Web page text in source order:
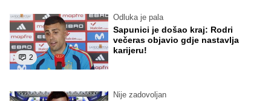
2
Odluka je pala
Sapunici je došao kraj: Rodri
večeras objavio gdje nastavlja
karijeru!
Nije zadovoljan